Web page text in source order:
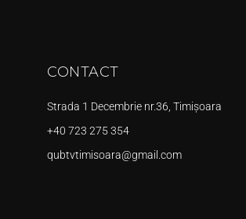
CONTACT
Strada 1 Decembrie nr.36, Timișoara
+40 723 275 354
qubtvtimisoara@gmail.com